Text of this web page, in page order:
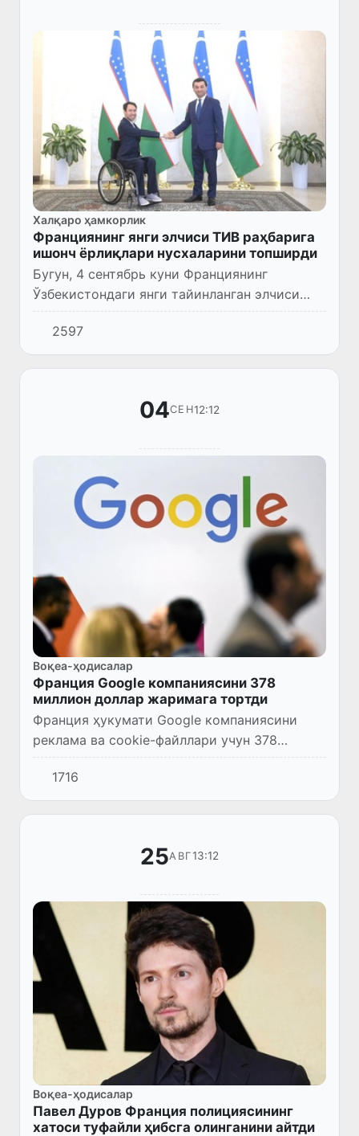
Халқаро ҳамкорлик
Франциянинг янги элчиси ТИВ раҳбарига
ишонч ёрлиқлари нусхаларини топширди
Бугун, 4 сентябрь куни Франциянинг
Ўзбекистондаги янги тайинланган элчиси
Уалид Фук ташқи ишлар вазирига ишонч
ёрлиқлари нусхаларини топширди.
2597
04СЕН12:12
Воқеа-ҳодисалар
Франция Google компаниясини 378
миллион доллар жаримага тортди
Франция ҳукумати Google компаниясини
реклама ва cookie-файллари учун 378
миллион доллар жаримага тортди.
1716
25АВГ13:12
Воқеа-ҳодисалар
Павел Дуров Франция полициясининг
хатоси туфайли ҳибсга олинганини айтди